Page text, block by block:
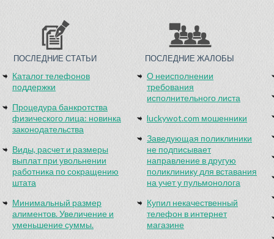
ПОСЛЕДНИЕ СТАТЬИ
Каталог телефонов
поддержки
Процедура банкротства
физического лица: новинка
законодательства
Виды, расчет и размеры
выплат при увольнении
работника по сокращению
штата
Минимальный размер
алиментов. Увеличение и
уменьшение суммы.
ПОСЛЕДНИЕ ЖАЛОБЫ
О неисполнении
требования
исполнительного листа
luckywot.com мошенники
Заведующая поликлиники
не подписывает
направление в другую
поликлинику для вставания
на учет у пульмонолога
Купил некачественный
телефон в интернет
магазине